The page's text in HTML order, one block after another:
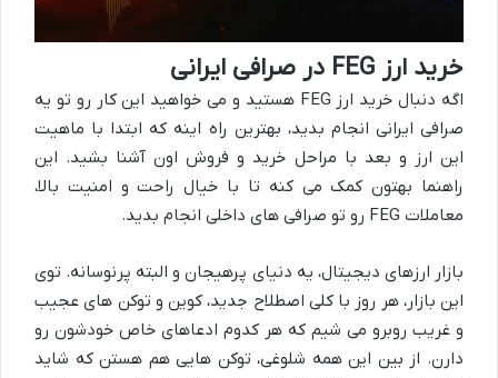
خرید ارز FEG در صرافی ایرانی
اگه دنبال خرید ارز FEG هستید و می خواهید این کار رو تو یه
صرافی ایرانی انجام بدید، بهترین راه اینه که ابتدا با ماهیت
این ارز و بعد با مراحل خرید و فروش اون آشنا بشید. این
راهنما بهتون کمک می کنه تا با خیال راحت و امنیت بالا،
معاملات FEG رو تو صرافی های داخلی انجام بدید.
بازار ارزهای دیجیتال، یه دنیای پرهیجان و البته پرنوسانه. توی
این بازار، هر روز با کلی اصطلاح جدید، کوین و توکن های عجیب
و غریب روبرو می شیم که هر کدوم ادعاهای خاص خودشون رو
دارن. از بین این همه شلوغی، توکن هایی هم هستن که شاید